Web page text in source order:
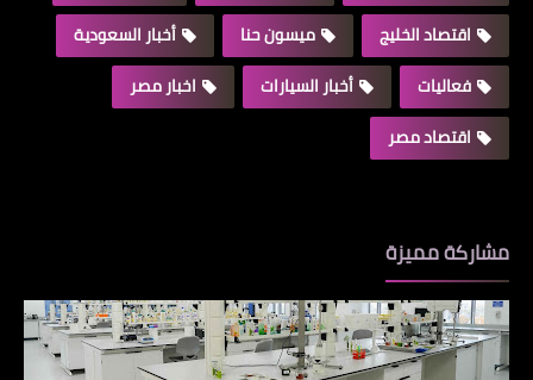
اقتصاد الخليج
ميسون حنا
أخبار السعودية
فعاليات
أخبار السيارات
اخبار مصر
اقتصاد مصر
مشاركة مميزة